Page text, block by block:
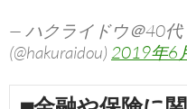
— ハクライドウ＠40
(@hakuraidou) 2019年6